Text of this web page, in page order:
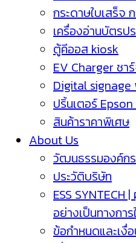
กระดาษใบเสร็จ
เครื่องอ่านบัตรป
ตู้คีออส kiosk
EV Charger ชา
Digital signage
ปริ้นเตอร์
สินค้าราคาพิเศษ
About Us
วัฒนธรรมองค์กร
ประวัติบริษัท
ESS SYNTECH
อย่างเป็นทางการ
ข้อกำหนดและเงื่